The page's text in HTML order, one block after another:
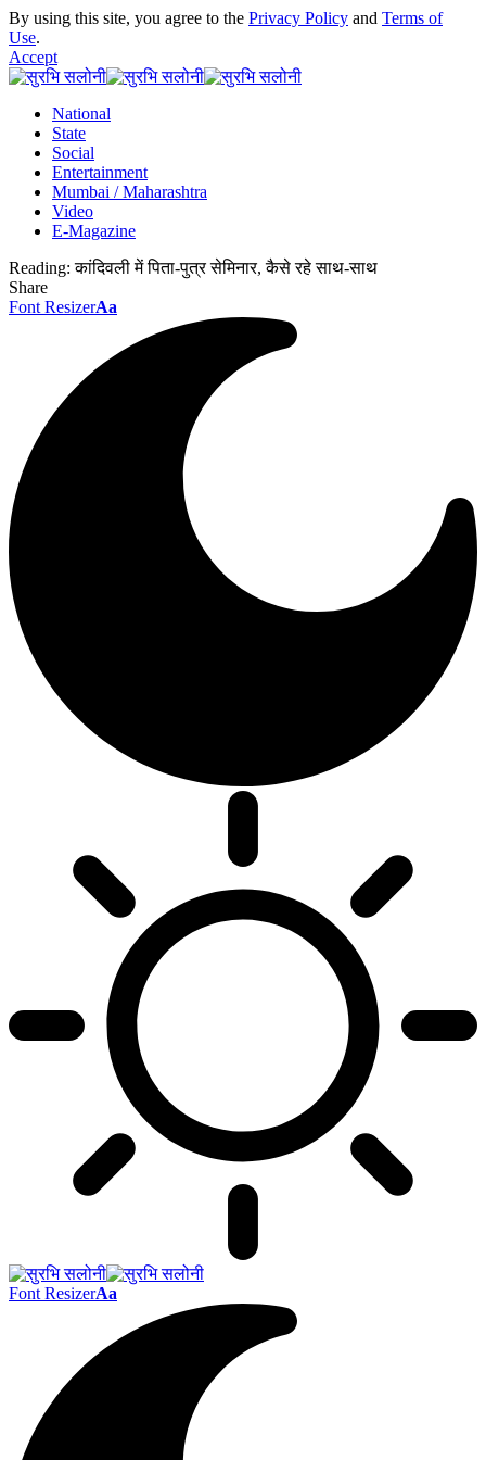
By using this site, you agree to the Privacy Policy and Terms of
Use.
Accept
National
State
Social
Entertainment
Mumbai / Maharashtra
Video
E-Magazine
Reading: कांदिवली में पिता-पुत्र सेमिनार, कैसे रहे साथ-साथ
Share
Font ResizerAa
Font ResizerAa